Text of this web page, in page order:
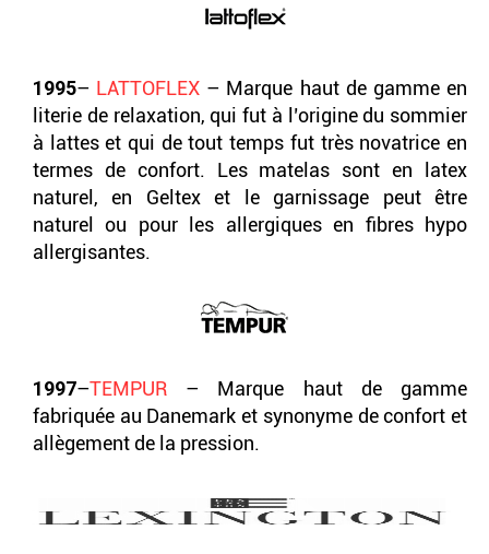
1995– LATTOFLEX – Marque haut de gamme en
literie de relaxation, qui fut à l’origine du sommier
à lattes et qui de tout temps fut très novatrice en
termes de confort. Les matelas sont en latex
naturel, en Geltex et le garnissage peut être
naturel ou pour les allergiques en fibres hypo
allergisantes.
1997–TEMPUR – Marque haut de gamme
fabriquée au Danemark et synonyme de confort et
allègement de la pression.